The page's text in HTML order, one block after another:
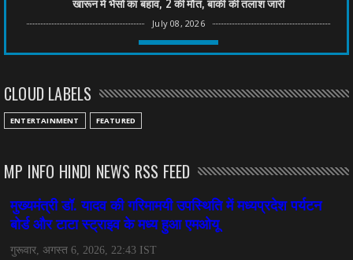
खारून में भैंसों का बहाव, 2 की मौत, बाकी की तलाश जारी
July 08, 2026
CHHATTISGARH
July 08, 2026
CHHATTISGARH
महादेव ऐप केस में बड़ा एक्शन, सौरभ चंद्राकर हिरासत में
July 08, 2026
CHHATTISGARH
CLOUD LABELS
ENTERTAINMENT FEATURED
MP INFO HINDI NEWS RSS FEED